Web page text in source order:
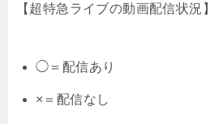
【超特急ライブの動画配信状況】
◯＝配信あり
×＝配信なし